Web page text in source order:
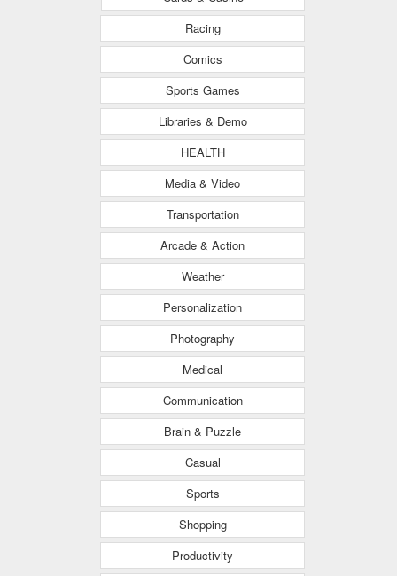
Racing
Comics
Sports Games
Libraries & Demo
HEALTH
Media & Video
Transportation
Arcade & Action
Weather
Personalization
Photography
Medical
Communication
Brain & Puzzle
Casual
Sports
Shopping
Productivity